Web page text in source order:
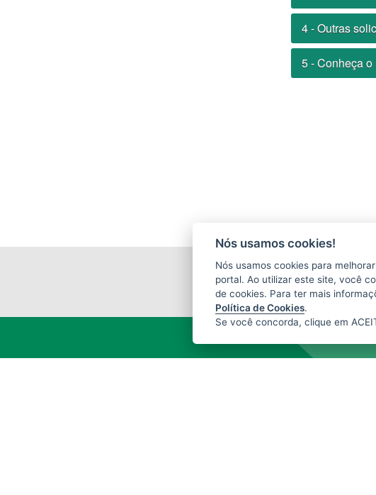
4 - Outras
5 - Conheça
Nós usamos cookies!
Nós usamos cookies para
portal. Ao utilizar este site, você
de cookies. Para ter mais
Política de Cookies.
Se você concorda, clique em